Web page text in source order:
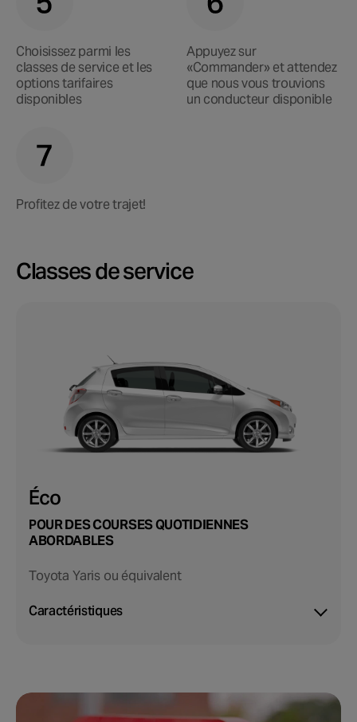
Choisissez parmi les
classes de service et les
options tarifaires
disponibles
Appuyez sur
«Commander» et attendez
que nous vous trouvions
un conducteur disponible
Profitez de votre trajet!
Classes de service
Éco
POUR DES COURSES QUOTIDIENNES
ABORDABLES
Toyota Yaris ou équivalent
Caractéristiques